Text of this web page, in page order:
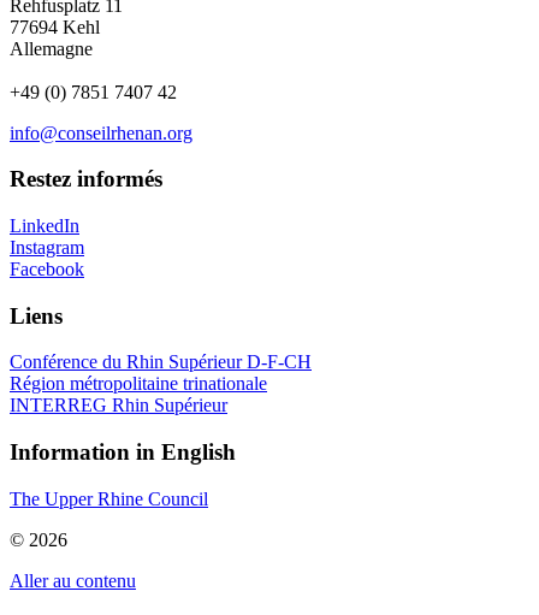
Rehfusplatz 11
77694 Kehl
Allemagne
+49 (0) 7851 7407 42
info@conseilrhenan.org
Restez informés
LinkedIn
Instagram
Facebook
Liens
Conférence du Rhin Supérieur D-F-CH
Région métropolitaine trinationale
INTERREG Rhin Supérieur
Information in English
The Upper Rhine Council
© 2026
Aller au contenu